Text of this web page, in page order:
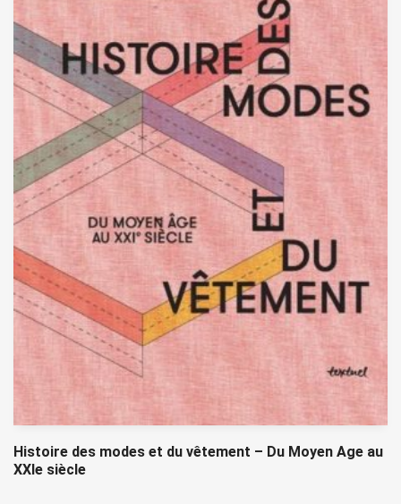
Histoire des modes et du vêtement – Du Moyen Age au
XXIe siècle